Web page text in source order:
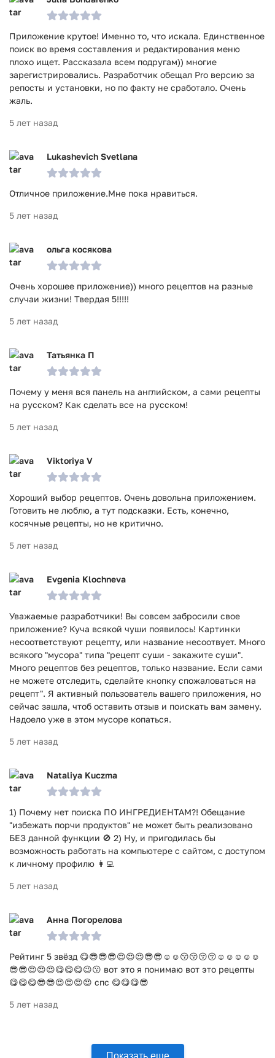
Приложение крутое! Именно то, что искала. Единственное
поиск во время составления и редактирования меню
плохо ищет. Рассказала всем подругам)) многие
зарегистрировались. Разработчик обещал Pro версию за
репосты и установки, но по факту не сработало. Очень
жаль.
5 лет назад
Lukashevich Svetlana
Отличное приложение.Мне пока нравиться.
5 лет назад
ольга косякова
Очень хорошее приложение)) много рецептов на разные
случаи жизни! Твердая 5!!!!!
5 лет назад
Татьянка П
Почему у меня вся панель на английском, а сами рецепты
на русском? Как сделать все на русском!
5 лет назад
Viktoriya V
Хороший выбор рецептов. Очень довольна приложением.
Готовить не люблю, а тут подсказки. Есть, конечно,
косячные рецепты, но не критично.
5 лет назад
Evgenia Klochneva
Уважаемые разработчики! Вы совсем забросили свое
приложение? Куча всякой чуши появилось! Картинки
несоответствуют рецепту, или название несоотвует. Много
всякого "мусора" типа "рецепт суши - закажите суши".
Много рецептов без рецептов, только название. Если сами
не можете отследить, сделайте кнопку спожаловаться на
рецепт". Я активный пользователь вашего приложения, но
сейчас зашла, чтоб оставить отзыв и поискать вам замену.
Надоело уже в этом мусоре копаться.
5 лет назад
Nataliya Kuczma
1) Почему нет поиска ПО ИНГРЕДИЕНТАМ?! Обещание
"избежать порчи продуктов" не может быть реализовано
БЕЗ данной функции 🚫 2) Ну, и пригодилась бы
возможность работать на компьютере с сайтом, с доступом
к личному профилю 👩‍💻
5 лет назад
Анна Погорелова
Рейтинг 5 звёзд 😋😎😎😎😍😍😍😎😎☺️☺️😚😚😚😚☺️☺️☺️☺️☺️
😎😎😍😍😍😋😋😋😉😗 вот это я понимаю вот это рецепты
😋😋😋😎😎😍😍😍😍 спс 😋😋😋😎
5 лет назад
Показать еще